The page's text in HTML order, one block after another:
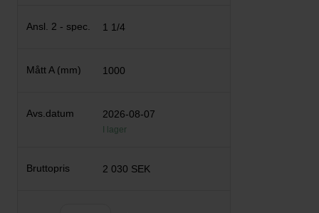
1 1/4
1000
2026-08-07
I lager
2 030 SEK